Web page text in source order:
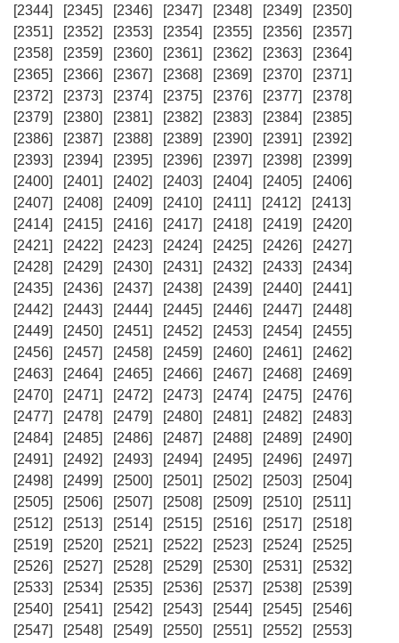
[2344]
[2345] [2346] [2347] [2348] [2349]
[2350]
[2351]
[2352] [2353] [2354] [2355] [2356]
[2357]
[2358]
[2359] [2360] [2361] [2362] [2363]
[2364]
[2365]
[2366] [2367] [2368] [2369] [2370]
[2371]
[2372]
[2373] [2374] [2375] [2376] [2377]
[2378]
[2379]
[2380] [2381] [2382] [2383] [2384]
[2385]
[2386]
[2387] [2388] [2389] [2390] [2391]
[2392]
[2393]
[2394] [2395] [2396] [2397] [2398]
[2399]
[2400]
[2401] [2402] [2403] [2404] [2405]
[2406]
[2407]
[2408] [2409] [2410] [2411] [2412]
[2413]
[2414]
[2415] [2416] [2417] [2418] [2419]
[2420]
[2421]
[2422] [2423] [2424] [2425] [2426]
[2427]
[2428]
[2429] [2430] [2431] [2432] [2433]
[2434]
[2435]
[2436] [2437] [2438] [2439] [2440]
[2441]
[2442]
[2443] [2444] [2445] [2446] [2447]
[2448]
[2449]
[2450] [2451] [2452] [2453] [2454]
[2455]
[2456]
[2457] [2458] [2459] [2460] [2461]
[2462]
[2463]
[2464] [2465] [2466] [2467] [2468]
[2469]
[2470]
[2471] [2472] [2473] [2474] [2475]
[2476]
[2477]
[2478] [2479] [2480] [2481] [2482]
[2483]
[2484]
[2485] [2486] [2487] [2488] [2489]
[2490]
[2491]
[2492] [2493] [2494] [2495] [2496]
[2497]
[2498]
[2499] [2500] [2501] [2502] [2503]
[2504]
[2505]
[2506] [2507] [2508] [2509] [2510]
[2511]
[2512]
[2513] [2514] [2515] [2516] [2517]
[2518]
[2519]
[2520] [2521] [2522] [2523] [2524]
[2525]
[2526]
[2527] [2528] [2529] [2530] [2531]
[2532]
[2533]
[2534] [2535] [2536] [2537] [2538]
[2539]
[2540]
[2541] [2542] [2543] [2544] [2545]
[2546]
[2547]
[2548] [2549] [2550] [2551] [2552]
[2553]